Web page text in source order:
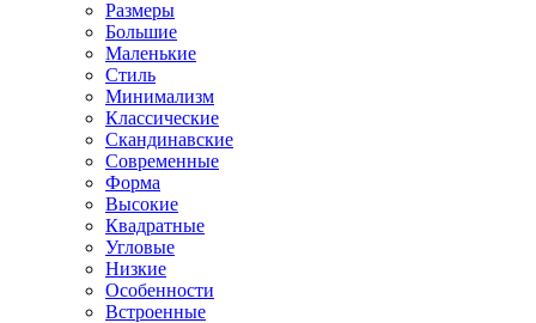
Размеры
Большие
Маленькие
Стиль
Минимализм
Классические
Скандинавские
Современные
Форма
Высокие
Квадратные
Угловые
Низкие
Особенности
Встроенные